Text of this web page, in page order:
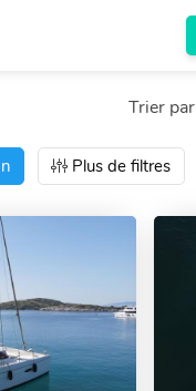
Trier par
Plus de filtres